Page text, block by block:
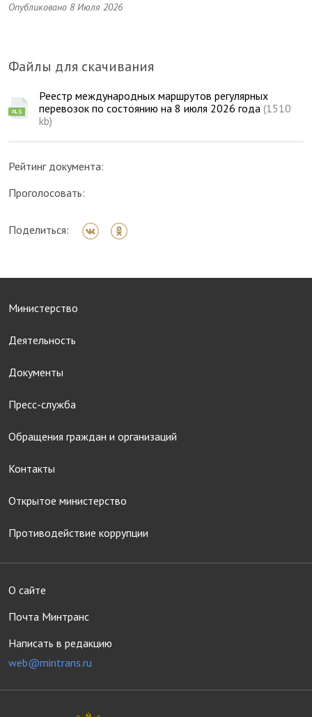
Опубликовано 8 Июля 2026
Файлы для скачивания
Реестр международных маршрутов регулярных
перевозок по состоянию на 8 июля 2026 года (1510
kb)
Рейтинг документа:
Проголосовать:
Поделиться:
Министерство
Деятельность
Документы
Пресс-служба
Обращения граждан и организаций
Контакты
Открытое министерство
Противодействие коррупции
О сайте
Почта Минтранс
Написать в редакцию
web@mintrans.ru